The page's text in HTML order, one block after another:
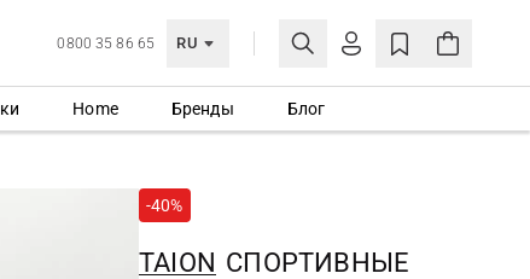
0800 35 86 65 RU
ЛИЧНЫЙ КАБИНЕТ
СОЗДАТЬ УЧЕТНУЮ ЗАПИСЬ
Home Бренды Блог
-40%
TAION СПОРТИВНЫЕ